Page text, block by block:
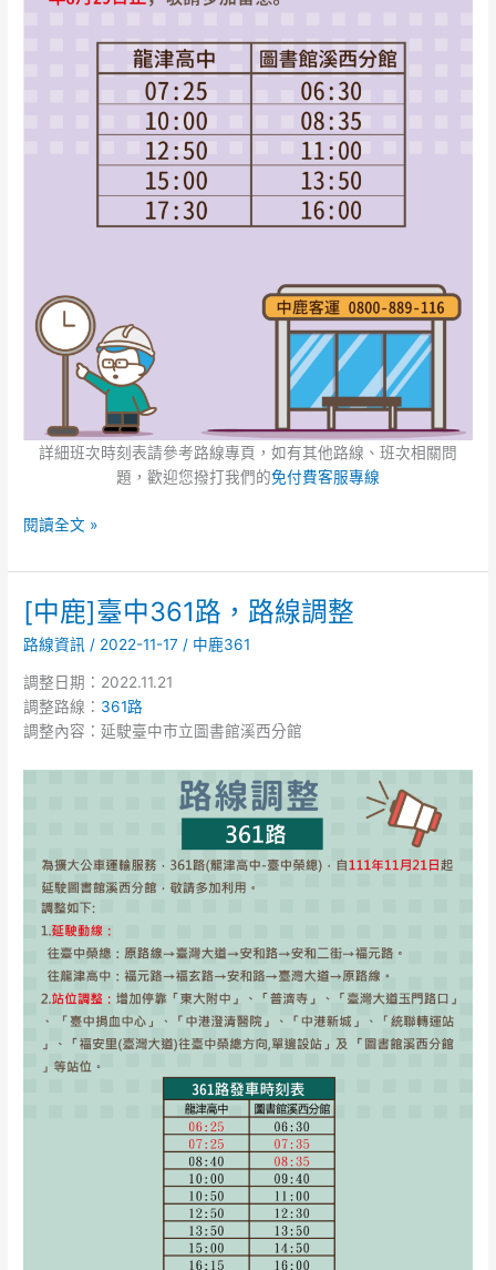
詳細班次時刻表請參考路線專頁，如有其他路線、班次相關問
題，歡迎您撥打我們的免付費客服專線
閱讀全文 »
[中鹿]臺中361路，路線調整
路線資訊 / 2022-11-17 / 中鹿361
調整日期：2022.11.21
調整路線： 361路
調整內容：延駛臺中市立圖書館溪西分館
[中
鹿]
臺
中
361
路，